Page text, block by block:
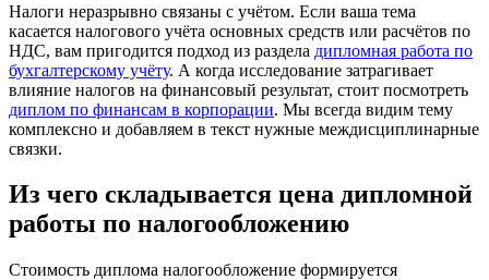
Налоги неразрывно связаны с учётом. Если ваша тема
касается налогового учёта основных средств или расчётов по
НДС, вам пригодится подход из раздела дипломная работа по
бухгалтерскому учёту. А когда исследование затрагивает
влияние налогов на финансовый результат, стоит посмотреть
диплом по финансам в корпорации. Мы всегда видим тему
комплексно и добавляем в текст нужные междисциплинарные
связки.
Из чего складывается цена дипломной
работы по налогообложению
Стоимость диплома налогообложение формируется